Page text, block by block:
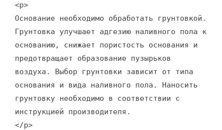
<p>
Основание необходимо обработать грунтовкой.
Грунтовка улучшает адгезию наливного пола к
основанию, снижает пористость основания и
предотвращает образование пузырьков
воздуха. Выбор грунтовки зависит от типа
основания и вида наливного пола. Наносить
грунтовку необходимо в соответствии с
инструкцией производителя.
</p>